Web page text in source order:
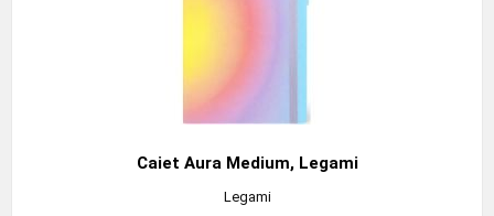
Caiet Aura Medium, Legami
Legami